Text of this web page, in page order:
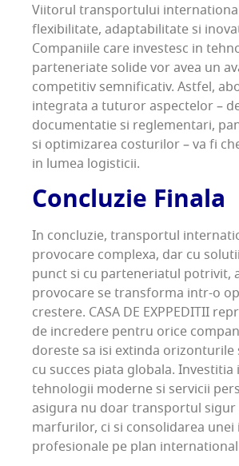
Viitorul transportului
flexibilitate, adaptabilitate si
Companiile care investesc in
parteneriate solide vor avea un
competitiv semnificativ. Astfel,
integrata a tuturor aspectelor –
documentatie si reglementari,
si optimizarea costurilor – va fi
in lumea logisticii.
Concluzie Finala
In concluzie, transportul
provocare complexa, dar cu
punct si cu parteneriatul potrivit,
provocare se transforma intr-o
crestere. CASA DE EXPPEDITII
de incredere pentru orice
doreste sa isi extinda orizonturile
cu succes piata globala. Investitia
tehnologii moderne si servicii
asigura nu doar transportul sigur
marfurilor, ci si consolidarea unei
profesionale pe plan